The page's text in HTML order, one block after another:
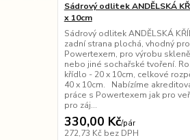
Sádrový odlitek ANDĚLSKÁ
x 10cm
Sádrový odlitek ANDĚLSKÁ
zadní strana plochá, vhodný
Powertexem, pro výrobu
nebo jiné sochařské tvoření.
křídlo - 20 x 10cm, celkové
40 x 10cm. Nabízíme
práce s Powertexem jak pro
pro záj...
330,00 Kč/pár
272,73 Kč bez DPH